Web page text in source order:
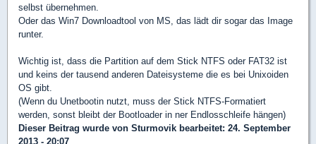
selbst übernehmen.
Oder das Win7 Downloadtool von MS, das lädt dir sogar das Image
runter.
Wichtig ist, dass die Partition auf dem Stick NTFS oder FAT32 ist
und keins der tausend anderen Dateisysteme die es bei Unixoiden
OS gibt.
(Wenn du Unetbootin nutzt, muss der Stick NTFS-Formatiert
werden, sonst bleibt der Bootloader in ner Endlosschleife hängen)
Dieser Beitrag wurde von Sturmovik bearbeitet: 24. September
2013 - 20:07